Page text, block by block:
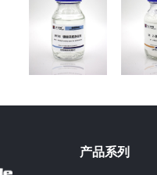
产品系列